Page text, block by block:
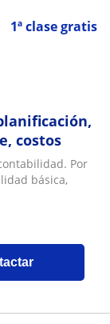
1ª clase gratis
costos
Por
básica,